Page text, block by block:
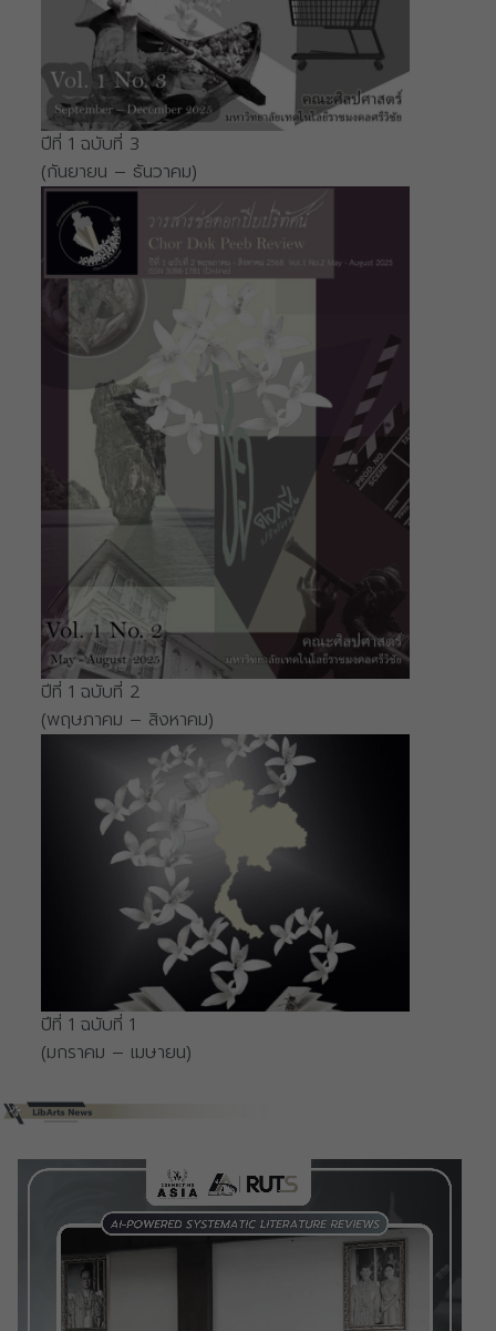
ปีที่ 1 ฉบับที่ 3
(กันยายน – ธันวาคม)
ปีที่ 1 ฉบับที่ 2
(พฤษภาคม – สิงหาคม)
ปีที่ 1 ฉบับที่ 1
(มกราคม – เมษายน)